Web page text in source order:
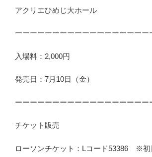
アクリエひめじ大ホール
ーーーーーーーーーーーーーーーーーー
入場料：2,000円
発売日：7月10日（金）
ーーーーーーーーーーーーーーーーーー
チケット販売
ローソンチケット：Lコード53386 ※初